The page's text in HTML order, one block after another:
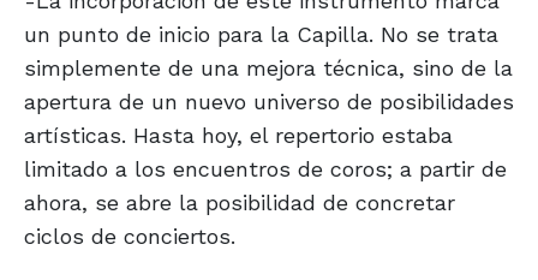
un punto de inicio para la Capilla. No se trata
simplemente de una mejora técnica, sino de la
apertura de un nuevo universo de posibilidades
artísticas. Hasta hoy, el repertorio estaba
limitado a los encuentros de coros; a partir de
ahora, se abre la posibilidad de concretar
ciclos de conciertos.